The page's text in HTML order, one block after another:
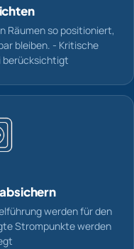
Räumen so positioniert,
bleiben. - Kritische
berücksichtigt
werden für den
Strompunkte werden